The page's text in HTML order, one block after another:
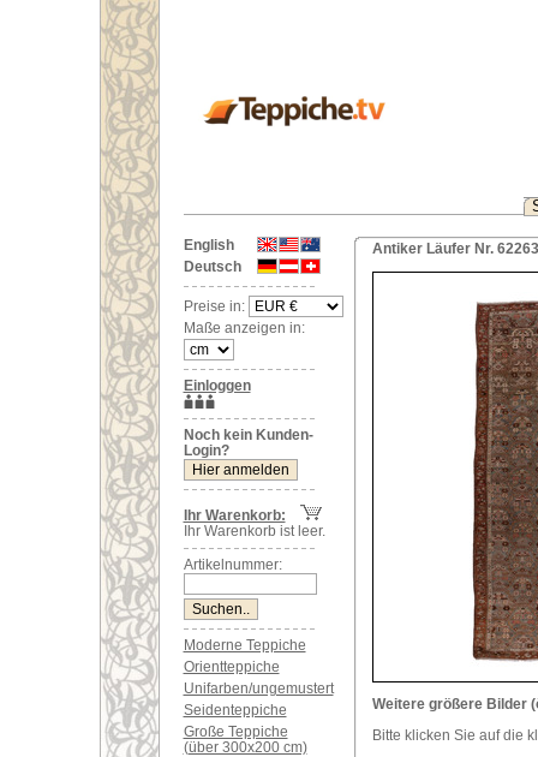
English
Deutsch
Preise in:
Maße anzeigen in:
Einloggen
Noch kein Kunden-
Login?
Ihr Warenkorb:
Ihr Warenkorb ist leer.
Artikelnummer:
Moderne Teppiche
Orientteppiche
Unifarben/ungemustert
Seidenteppiche
Große Teppiche
(über 300x200 cm)
Antiker Läufer Nr.
Weitere größere Bilder
Bitte klicken Sie auf die